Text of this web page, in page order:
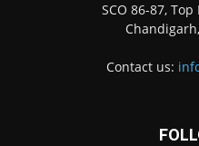
SCO 86-87,
Contact us: